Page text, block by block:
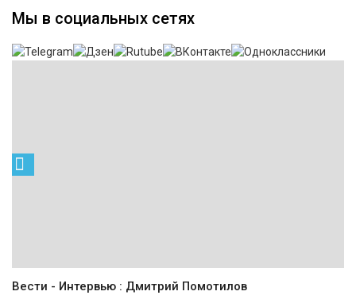
Мы в социальных сетях
Вести - Интервью : Дмитрий Помотилов